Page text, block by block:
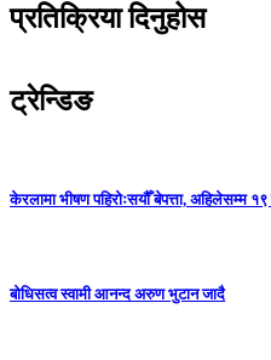
प्रतिक्रिया दिनुहोस
ट्रेन्डिङ
केरलामा भीषण पहिरोःसयौँ बेपत्ता, अहिलेसम्म
बोधिसत्व स्वामी आनन्द अरुण भुटान जादै